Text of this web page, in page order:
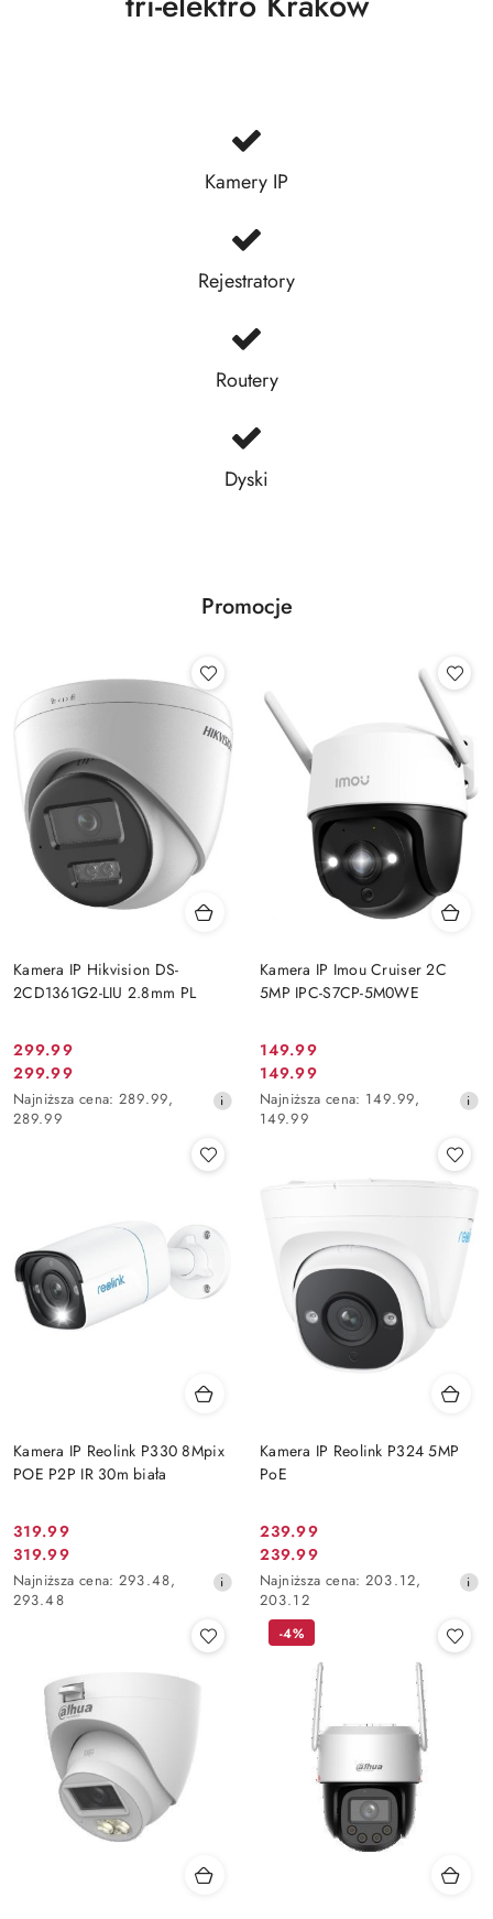
Kamery IP
Rejestratory
Routery
Dyski
Promocje
Kamera IP Hikvision DS-
2CD1361G2-LIU 2.8mm PL
Cena
promocyjna:
299.99
Cena
promocyjna:
299.99
Najniższa
cena
Najniższa cena: 289.99,
289.99
Kamera IP Imou Cruiser 2C
5MP IPC-S7CP-5M0WE
Cena
promocyjna:
149.99
Cena
promocyjna:
149.99
Najniższa
cena
Najniższa cena: 149.99,
149.99
Kamera IP Reolink P330 8Mpix
POE P2P IR 30m biała
Cena
promocyjna:
319.99
Cena
promocyjna:
319.99
Najniższa
cena
obniżką
Najniższa cena: 293.48,
293.48
Kamera IP Reolink P324 5MP
PoE
Cena
promocyjna:
239.99
Cena
promocyjna:
239.99
Najniższa
cena
30
Najniższa cena: 203.12,
203.12
-4%